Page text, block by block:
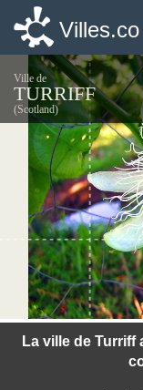
Villes.co
Ville de
TURRIFF
(Scotland)
La ville de Turriff
Villes.co